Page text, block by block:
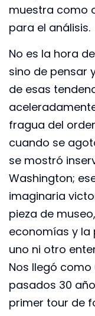
muestra como
para el análisis.
No es la hora
sino de pensar
de esas
fragua del
cuando se
se mostró
Washington;
imaginaria
pieza de
economías y la
uno ni otro
Nos llegó
pasados 30
primer tour de